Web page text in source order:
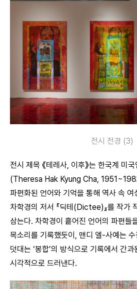
전시 전경 (3)
전시 제목 《테레사, 이후》는 한국계 미
(Theresa Hak Kyung Cha,
파편화된 언어와 기억을 통해 역사 속 여
차학경의 저서 『딕테(Dictee)』를 작가
삼는다. 차학경이 흩어진 언어의 파편들
목소리를 기록했듯이, 맨디 엘-사예는
덧대는 ‘봉합’의 방식으로 기록에서 간
시각적으로 드러낸다.